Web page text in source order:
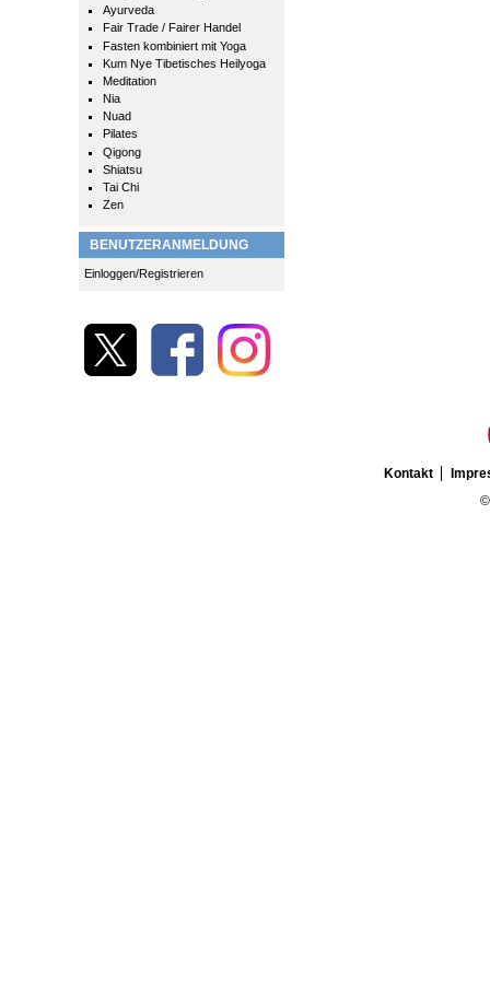
Ayurveda
Fair Trade / Fairer Handel
Fasten kombiniert mit Yoga
Kum Nye Tibetisches Heilyoga
Meditation
Nia
Nuad
Pilates
Qigong
Shiatsu
Tai Chi
Zen
BENUTZERANMELDUNG
Einloggen/Registrieren
Kontakt
©